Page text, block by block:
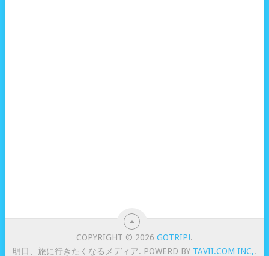
COPYRIGHT © 2026GOTRIP!.
明日、旅に行きたくなるメディア. POWERD BY TAVII.COM INC,.